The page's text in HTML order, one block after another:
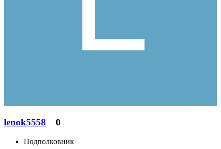
lenok5558 0
Подполковник